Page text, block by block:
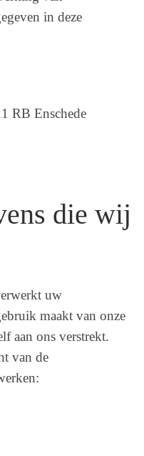
in deze
RB Enschede
die wij
uw
maakt van onze
aan ons verstrekt.
van de